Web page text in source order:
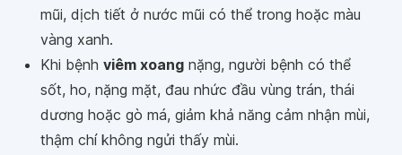
mũi, dịch tiết ở nước mũi có thể trong hoặc màu
vàng xanh.
Khi bệnh viêm xoang nặng, người bệnh có thể
sốt, ho, nặng mặt, đau nhức đầu vùng trán, thái
dương hoặc gò má, giảm khả năng cảm nhận mùi,
thậm chí không ngửi thấy mùi.